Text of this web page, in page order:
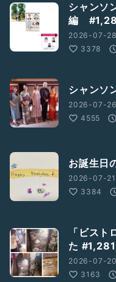
#ROSSONERO鶯谷
#やまもときょうこさん
#パリオリンピック
#歌手
シャンソ
編
2026-07-
3378
シャン
2026-07-
4555
お誕生
2026-07-
3384
「ビス
た #1,281
2026-07-
3163